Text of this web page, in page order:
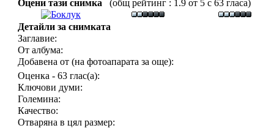
Оцени тази снимка
(общ рейтинг : 1.9 от 5 с 63 гласа)
Детайли за снимката
Заглавие:
От албума:
Добавена от (на фотоапарата за още):
Оценка - 63 глас(а):
Ключови думи:
Големина:
Качество:
Отваряна в цял размер: